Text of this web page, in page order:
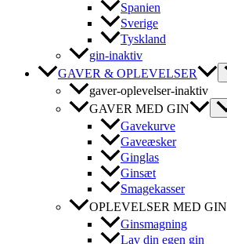
Spanien
Sverige
Tyskland
gin-inaktiv
GAVER & OPLEVELSER
gaver-oplevelser-inaktiv
GAVER MED GIN
Gavekurve
Gaveæsker
Ginglas
Ginsæt
Smagekasser
OPLEVELSER MED GIN
Ginsmagning
Lav din egen gin